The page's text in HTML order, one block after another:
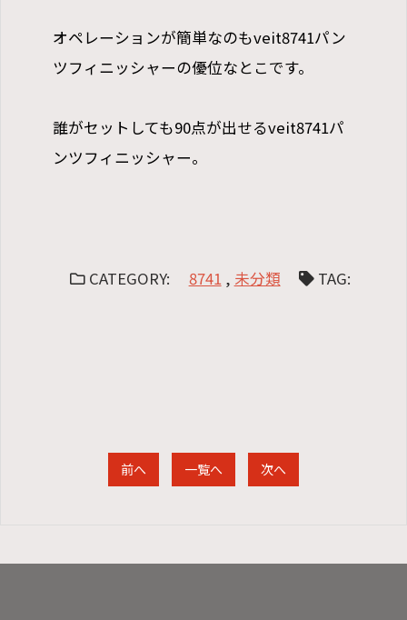
オペレーションが簡単なのもveit8741パン
ツフィニッシャーの優位なとこです。
誰がセットしても90点が出せるveit8741パ
ンツフィニッシャー。
CATEGORY: 8741 , 未分類 TAG:
前へ 一覧へ 次へ